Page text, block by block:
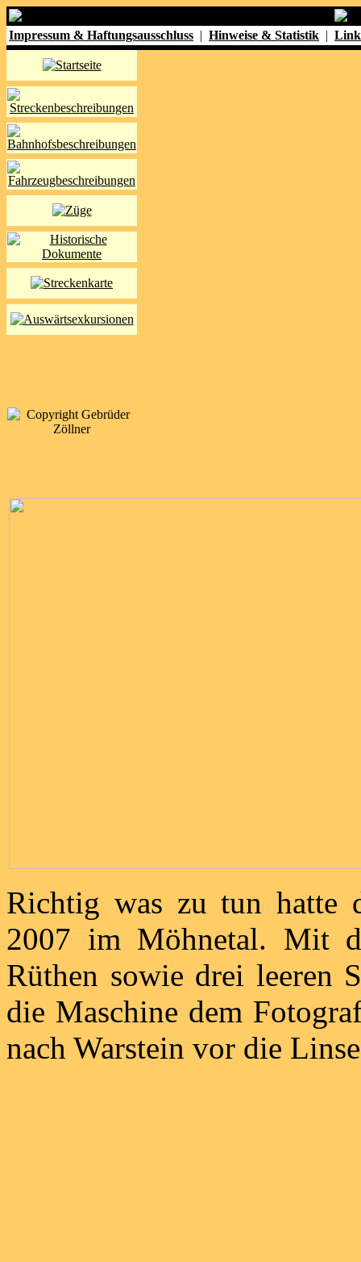
Impressum & Haftungsausschluss | Hinweise & Statistik |
Richtig was zu tun
2007 im Möhnetal. Mit
Rüthen sowie drei leeren
die Maschine dem
nach Warstein vor die